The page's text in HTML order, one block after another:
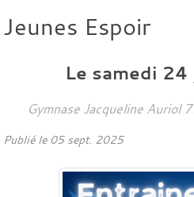
Jeunes Espoir
Le samedi 24
Gymnase Jacqueline Auriol
Publié le 05 sept. 2025